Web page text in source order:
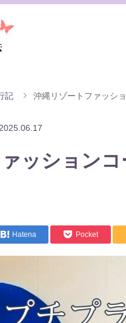
記 沖縄リゾートファッシ
2025.06.17
ッション
Hatena Pocket